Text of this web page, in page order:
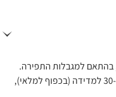
בהתאם למגבלות התפירה.
שמלת הכלה קיימת בסטודיו במידות 30-50 למדידה (בכפוף למלאי),